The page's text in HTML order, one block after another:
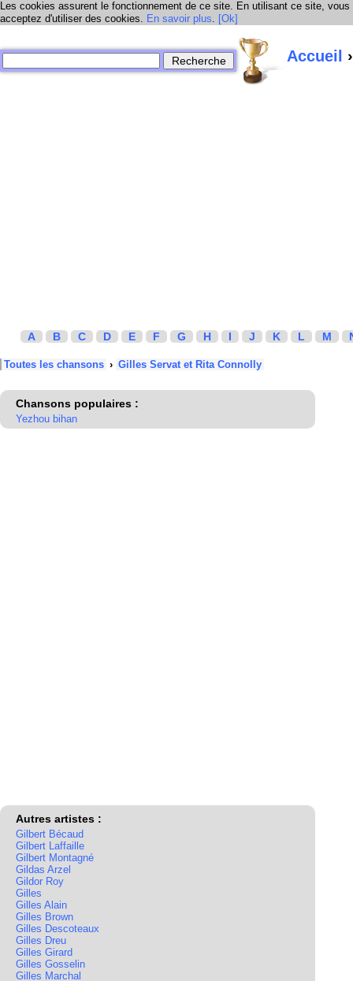
Les cookies assurent le fonctionnement de ce site. En utilisant ce site, vous
acceptez d'utiliser des cookies. En savoir plus. [Ok]
Accueil
A B C D E F G H I J K L M
Toutes les chansons › Gilles Servat et Rita Connolly
Chansons populaires :
Yezhou bihan
Autres artistes :
Gilbert Bécaud
Gilbert Laffaille
Gilbert Montagné
Gildas Arzel
Gildor Roy
Gilles
Gilles Alain
Gilles Brown
Gilles Descoteaux
Gilles Dreu
Gilles Girard
Gilles Gosselin
Gilles Marchal